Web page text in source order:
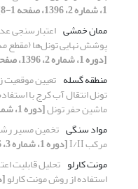
1، شماره 2، 1396، صفحه 1-8]
ممان خمشی اعتبارسنجی
پوشش نهایی تونل‌ها (مقطع مدور)
[دوره 1، شماره 2، 1396، صفحه 9-27]
منطقه گسله تعیین
تونل انتقال آب کرج با
ماشین حفر تونل[دوره 1، شماره 2، 1396، صفحه 67-74]
مواد سنگی تخمین مسیر
مرکب I/II
[دوره 1، شماره 3، 1396، صفحه 17-26]
مونت کارلو تحلیل قابلیت
استفاده از روش مونت کارلو